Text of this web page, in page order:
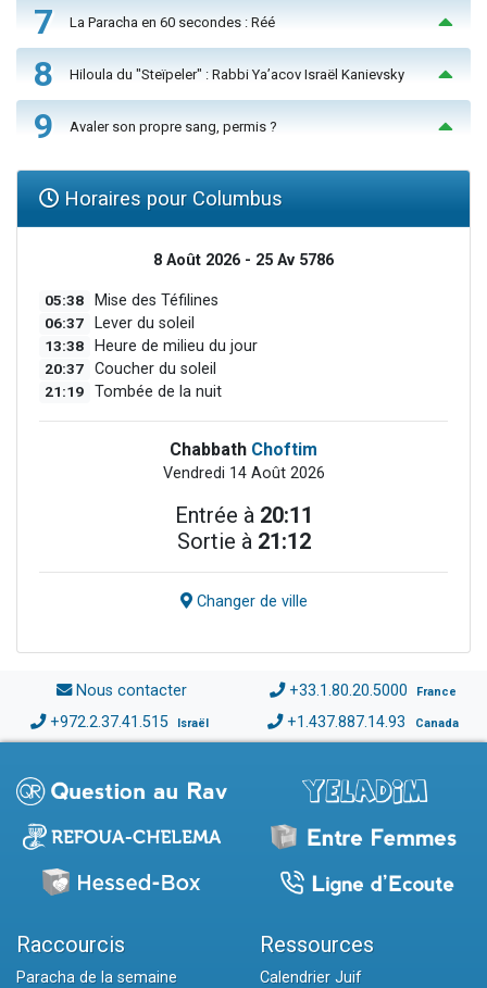
7 La Paracha en 60 secondes : Réé
8 Hiloula du "Steïpeler" : Rabbi Ya’acov Israël Kanievsky
9 Avaler son propre sang, permis ?
Horaires pour Columbus
8 Août 2026 - 25 Av 5786
05:38 Mise des Téfilines
06:37 Lever du soleil
13:38 Heure de milieu du jour
20:37 Coucher du soleil
21:19 Tombée de la nuit
Chabbath Choftim
Vendredi 14 Août 2026
Entrée à 20:11
Sortie à 21:12
Changer de ville
Nous contacter +33.1.80.20.5000 France
+972.2.37.41.515 Israël +1.437.887.14.93 Canada
Raccourcis
Paracha de la semaine
Ressources
Calendrier Juif